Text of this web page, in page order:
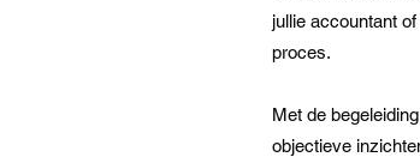
jullie accountant
proces.
Met de
objectieve